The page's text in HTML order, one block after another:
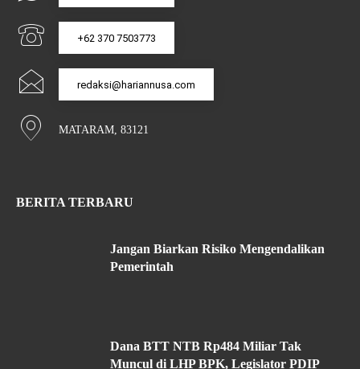
+62 370 7503773
redaksi@hariannusa.com
MATARAM, 83121
BERITA TERBARU
Jangan Biarkan Risiko Mengendalikan
Pemerintah
Dana BTT NTB Rp484 Miliar Tak
Muncul di LHP BPK, Legislator PDIP